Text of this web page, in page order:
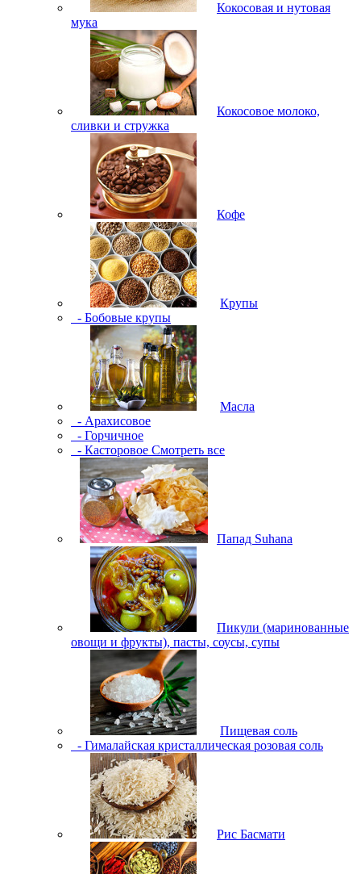
Кокосовая и нутовая
мука
Кокосовое молоко,
сливки и стружка
Кофе
Крупы
- Бобовые крупы
Масла
- Арахисовое
- Горчичное
- Касторовое Смотреть все
Папад Suhana
Пикули (маринованные
овощи и фрукты), пасты, соусы, супы
Пищевая соль
- Гималайская кристаллическая розовая соль
Рис Басмати